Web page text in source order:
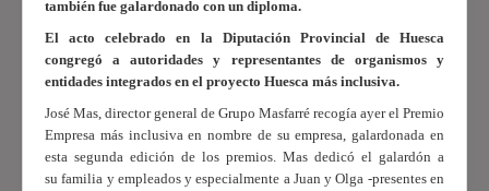
Sobrarbe, elAyuntamiento de
SabiñánigoyCADIS Huesca y
cuenta con la colaboración de
Avanza. Pretende conseguir
avances significativos en la
inclusión de las personas con
discapacidad y/o dependencia.
también fue galardonado con un diploma.
El acto celebrado en la Diputación Provincial de Huesca
congregó a autoridades y representantes de organismos y
entidades integrados en el proyecto Huesca más inclusiva.
José Mas, director general de Grupo Masfarré recogía ayer el Premio
Empresa más inclusiva en nombre de su empresa, galardonada en
esta segunda edición de los premios. Mas dedicó el galardón a
su familia y empleados y especialmente a Juan y Olga -presentes en